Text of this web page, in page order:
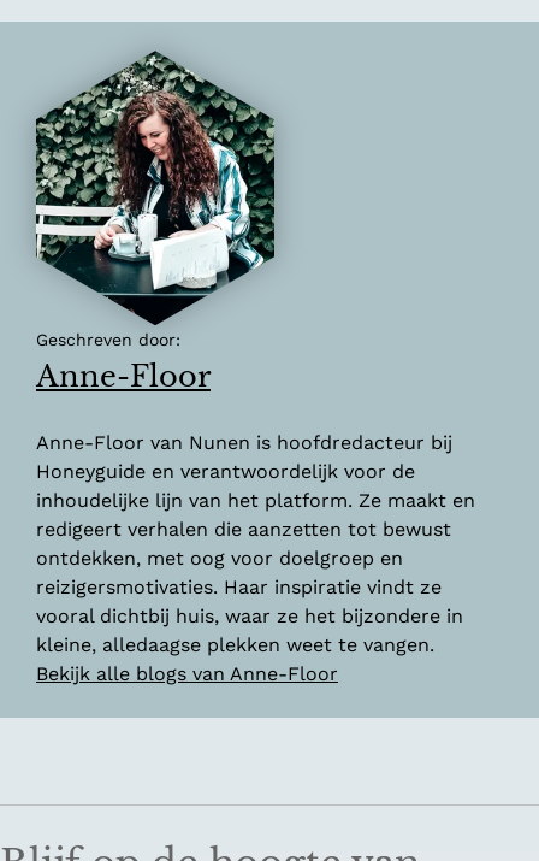
Geschreven door:
Anne-Floor
Anne-Floor van Nunen is hoofdredacteur bij
Honeyguide en verantwoordelijk voor de
inhoudelijke lijn van het platform. Ze maakt en
redigeert verhalen die aanzetten tot bewust
ontdekken, met oog voor doelgroep en
reizigersmotivaties. Haar inspiratie vindt ze
vooral dichtbij huis, waar ze het bijzondere in
kleine, alledaagse plekken weet te vangen.
Bekijk alle blogs van Anne-Floor